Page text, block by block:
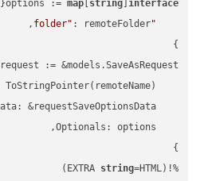
options := map[ string] interface
"folder"
%!(EXTRA
string=HTML)